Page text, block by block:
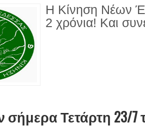
Η Κίνηση Νέων
2 χρόνια! Και
σήμερα Τετάρτη 23/7